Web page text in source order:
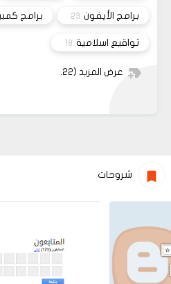
برامج الأيفون 23 برامج
تواقيع اسلامية 18
عرض المزيد (22)
شروحات